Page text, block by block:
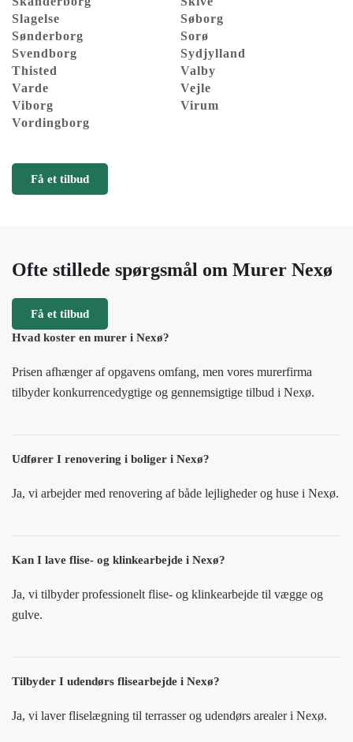
Slagelse
Søborg
Sønderborg
Sorø
Svendborg
Sydjylland
Thisted
Valby
Varde
Vejle
Viborg
Virum
Vordingborg
Få et tilbud
Ofte stillede spørgsmål om Murer Nexø
Få et tilbud
Hvad koster en murer i Nexø?
Prisen afhænger af opgavens omfang, men vores murerfirma
tilbyder konkurrencedygtige og gennemsigtige tilbud i Nexø.
Udfører I renovering i boliger i Nexø?
Ja, vi arbejder med renovering af både lejligheder og huse i Nexø.
Kan I lave flise- og klinkearbejde i Nexø?
Ja, vi tilbyder professionelt flise- og klinkearbejde til vægge og
gulve.
Tilbyder I udendørs flisearbejde i Nexø?
Ja, vi laver fliselægning til terrasser og udendørs arealer i Nexø.